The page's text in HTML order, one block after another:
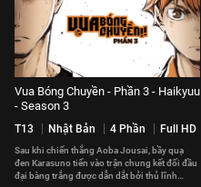
Vua Bóng Chuyền - Phần 3 - Haikyuu
- Season 3
T13 Nhật Bản 4 Phần Full HD
Sau khi chiến thắng Aoba Jousai, bầy quạ
đen Karasuno tiến vào trận chung kết đối đầu
đại bàng trắng được dẫn dắt bởi thủ lĩnh